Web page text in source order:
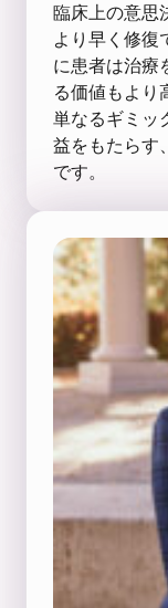
臨床上の意思
より早く修復
に患者は治療
る価値もより
単なるギミッ
益をもたらす
です。